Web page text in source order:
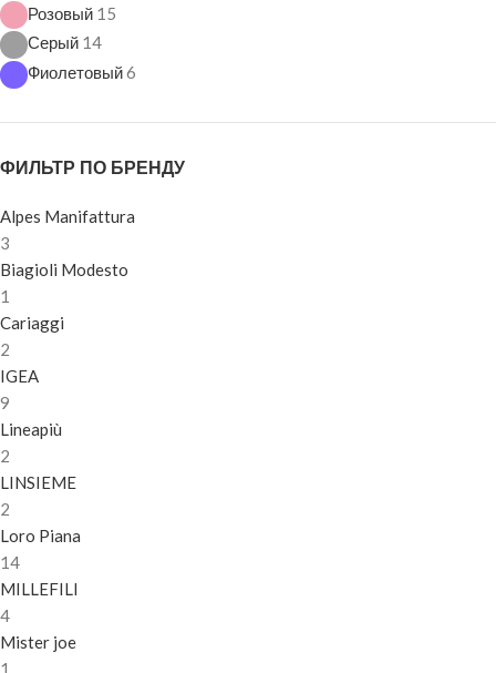
Розовый 15
Серый 14
Фиолетовый6
ФИЛЬТР ПО БРЕНДУ
Alpes Manifattura
3
Biagioli Modesto
1
Cariaggi
2
IGEA
9
Lineapiù
2
LINSIEME
2
Loro Piana
14
MILLEFILI
4
Mister joe
1